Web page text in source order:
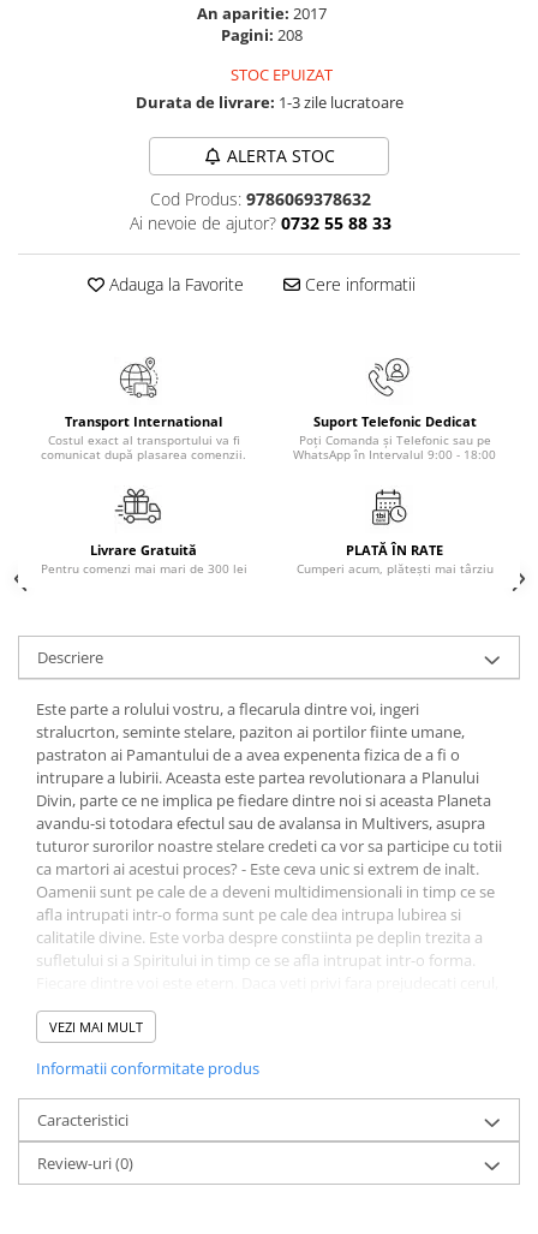
Medicina Pentru Toti
Starea de bine
Terapii Alternative
AudioBook
Biografii, Memorii, Jurnale
Carti erotice
Crime, Thriller, Mistery
Literatura Romana
Literatura Universala
Poezie
Romane de dragoste, Carti
romantice
Senzatii/Dragoste
Senzatii/Erotic
Senzatii/Suspans
SF & Fantasy
Teatru
Teens Book Club
Umor
Birotica & Papetarie
An aparitie: 2017
Pagini: 208
STOC EPUIZAT
Durata de livrare: 1-3 zile lucratoare
ALERTA STOC
Cod Produs: 9786069378632
Ai nevoie de ajutor? 0732 55 88 33
Adauga la Favorite Cere informatii
Transport International
Costul exact al transportului va fi
comunicat după plasarea comenzii.
Suport Telefonic Dedicat
Poți Comanda și Telefonic sau pe
WhatsApp în Intervalul 9:00 - 18:00
Livrare Gratuită
Pentru comenzi mai mari de 300 lei
PLATĂ ÎN RATE
Cumperi acum, plătești mai târziu
Descriere
Este parte a rolului vostru, a flecarula dintre voi, ingeri
stralucrton, seminte stelare, paziton ai portilor fiinte umane,
pastraton ai Pamantului de a avea expenenta fizica de a fi o
intrupare a lubirii. Aceasta este partea revolutionara a Planului
Divin, parte ce ne implica pe fiedare dintre noi si aceasta Planeta
avandu-si totodara efectul sau de avalansa in Multivers, asupra
tuturor surorilor noastre stelare credeti ca vor sa participe cu totii
ca martori ai acestui proces? - Este ceva unic si extrem de inalt.
Oamenii sunt pe cale de a deveni multidimensionali in timp ce se
afla intrupati intr-o forma sunt pe cale dea intrupa lubirea si
calitatile divine. Este vorba despre constiinta pe deplin trezita a
sufletului si a Spiritului in timp ce se afla intrupat intr-o forma.
veti vedea foarte multe nave care va inconjoara Planeta,
trimitandu-va Iubirea, trimitandu-va Lumina si incurajandu-va
fericiti ca va alaturati Familiei noastre Galactice."
VEZI MAI MULT
Informatii conformitate produs
Caracteristici
Review-uri(0)